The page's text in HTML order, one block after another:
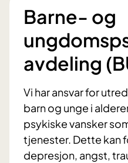
Barne- og
avdeling
Vi har ansvar for
barn og unge i
psykiske vansker
tjenester. Dette kan
depresjon, angst,